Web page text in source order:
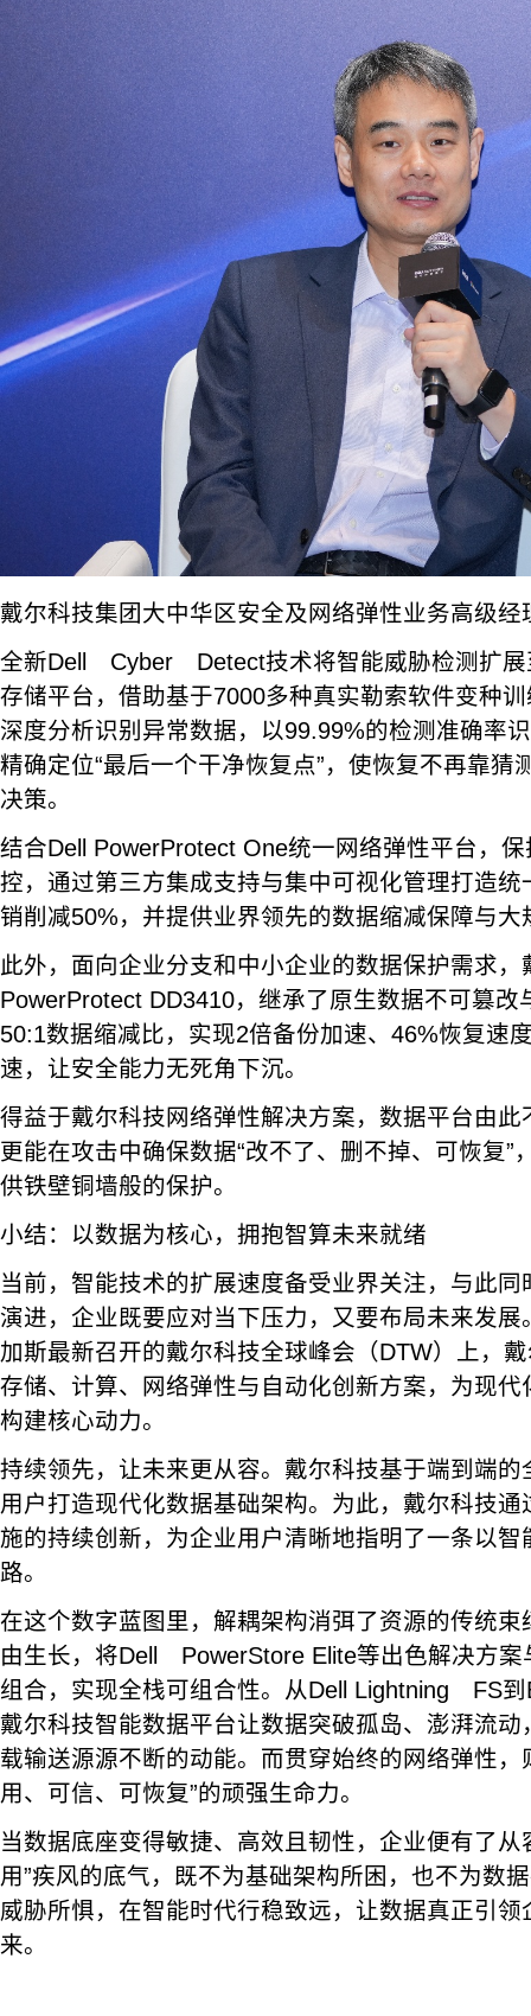
戴尔科技集团大中华区安全及网络弹性业务高级经
全新Dell Cyber Detect技术将智能威胁检测扩展
存储平台，借助基于7000多种真实勒索软件变种
深度分析识别异常数据，以99.99%的检测准确率
精确定位“最后一个干净恢复点”，使恢复不再靠猜
决策。
结合Dell PowerProtect One统一网络弹性平台，
控，通过第三方集成支持与集中可视化管理打造
销削减50%，并提供业界领先的数据缩减保障与
此外，面向企业分支和中小企业的数据保护需求
PowerProtect DD3410，继承了原生数据不可篡改
50:1数据缩减比，实现2倍备份加速、46%恢复速
速，让安全能力无死角下沉。
得益于戴尔科技网络弹性解决方案，数据平台由
更能在攻击中确保数据“改不了、删不掉、可恢复”
供铁壁铜墙般的保护。
小结：以数据为核心，拥抱智算未来就绪
当前，智能技术的扩展速度备受业界关注，与此
演进，企业既要应对当下压力，又要布局未来发
加斯最新召开的戴尔科技全球峰会（DTW）上，
存储、计算、网络弹性与自动化创新方案，为现
构建核心动力。
持续领先，让未来更从容。戴尔科技基于端到端
用户打造现代化数据基础架构。为此，戴尔科技
施的持续创新，为企业用户清晰地指明了一条以
路。
在这个数字蓝图里，解耦架构消弭了资源的传统
由生长，将Dell PowerStore Elite等出色解决方案
组合，实现全栈可组合性。从Dell Lightning FS
戴尔科技智能数据平台让数据突破孤岛、澎湃流
载输送源源不断的动能。而贯穿始终的网络弹性，
用、可信、可恢复”的顽强生命力。
当数据底座变得敏捷、高效且韧性，企业便有了从
用”疾风的底气，既不为基础架构所困，也不为数
威胁所惧，在智能时代行稳致远，让数据真正引
来。